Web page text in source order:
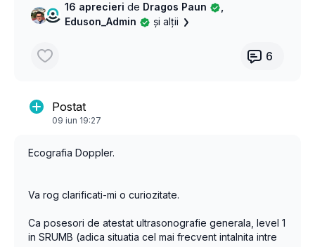
16 aprecieride Dragos Paun
Eduson_Admin
și alții
6
Postat
09 iun 19:27
Ecografia Doppler.
Va rog clarificati-mi o curiozitate.
Ca posesori de atestat ultrasonografie generala, level 1
in SRUMB (adica situatia cel mai frecvent intalnita intre